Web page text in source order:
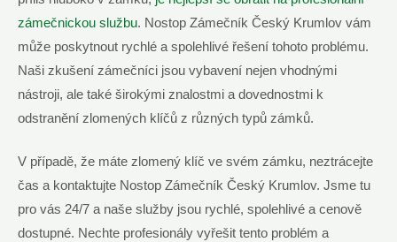
zámečnickou službu. Nostop Zámečník Český Krumlov vám
může poskytnout rychlé a spolehlivé řešení tohoto problému.
Naši zkušení zámečníci jsou vybavení nejen vhodnými
nástroji, ale také širokými znalostmi a dovednostmi k
odstranění zlomených klíčů z různých typů zámků.
V případě, že máte zlomený klíč ve svém zámku, neztrácejte
čas a kontaktujte Nostop Zámečník Český Krumlov. Jsme tu
pro vás 24/7 a naše služby jsou rychlé, spolehlivé a cenově
dostupné. Nechte profesionály vyřešit tento problém a